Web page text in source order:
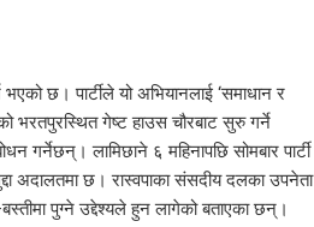
छ। पार्टीले यो अभियानलाई ‘समाधान र
भरतपुरस्थित गेष्ट हाउस चौरबाट सुरु गर्ने
गर्नेछन्। लामिछाने ६ महिनापछि सोमबार पार्टी
अदालतमा छ। रास्वपाका संसदीय दलका उपनेता
पुग्ने उद्देश्यले हुन लागेको बताएका छन्।